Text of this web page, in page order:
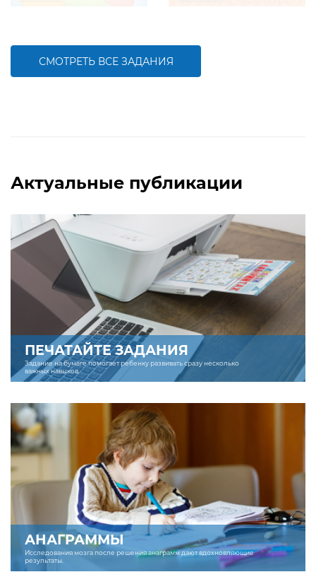
СМОТРЕТЬ ВСЕ ЗАДАНИЯ
Актуальные публикации
ПЕЧАТАЙТЕ ЗАДАНИЯ
Задание на бумаге помогает ребенку развивать сразу несколько
важных навыков.
АНАГРАММЫ
Исследования мозга после решения анаграмм дают вдохновляющие
результаты.